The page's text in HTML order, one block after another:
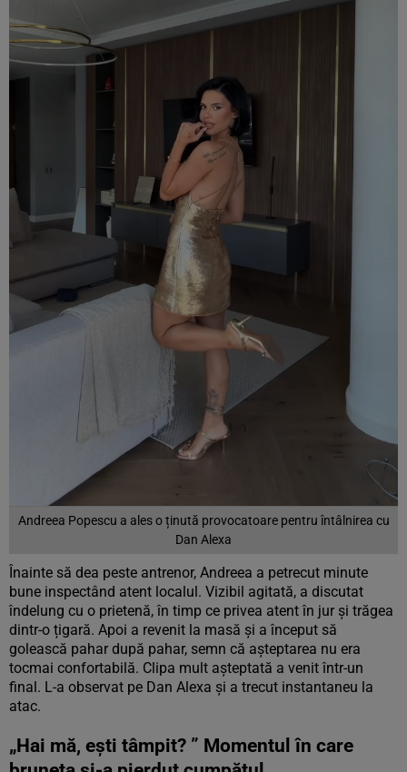
Andreea Popescu a ales o ținută provocatoare pentru întâlnirea cu
Dan Alexa
Înainte să dea peste antrenor, Andreea a petrecut minute
bune inspectând atent localul. Vizibil agitată, a discutat
îndelung cu o prietenă, în timp ce privea atent în jur și trăgea
dintr-o țigară. Apoi a revenit la masă și a început să
golească pahar după pahar, semn că așteptarea nu era
tocmai confortabilă. Clipa mult așteptată a venit într-un
final. L-a observat pe Dan Alexa și a trecut instantaneu la
atac.
„Hai mă, ești tâmpit? ” Momentul în care